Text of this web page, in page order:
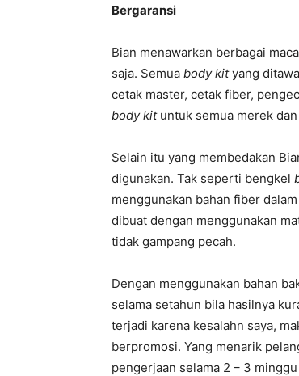
Bergaransi
Bian menawarkan berbagai
saja. Semua body kityang
cetak master, cetak fiber,
body kituntuk semua merek
Selain itu yang membedakan
digunakan. Tak seperti bengkel
menggunakan bahan fiber
dibuat dengan menggunakan
tidak gampang pecah.
Dengan menggunakan bahan
selama setahun bila hasilnya
terjadi karena kesalahn saya,
berpromosi. Yang menarik
pengerjaan selama 2 – 3